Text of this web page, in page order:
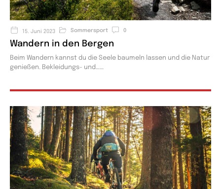
15. Juni 2023 Sommersport 0
Wandern in den Bergen
Beim Wandern kannst du die Seele baumeln lassen und die Natur
genießen. Bekleidungs- und…